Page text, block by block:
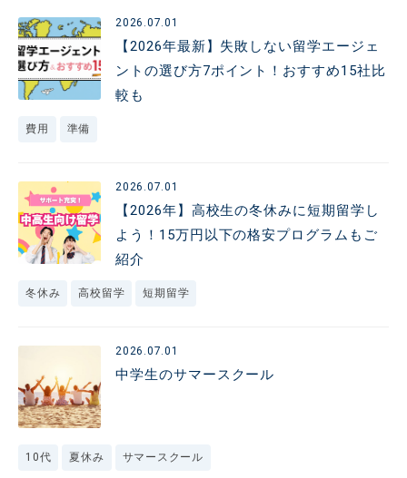
2026.07.01
【2026年最新】失敗しない留学エージェ
ントの選び方7ポイント！おすすめ15社比
較も
費用 準備
2026.07.01
【2026年】高校生の冬休みに短期留学し
よう！15万円以下の格安プログラムもご
紹介
冬休み 高校留学 短期留学
2026.07.01
中学生のサマースクール
10代 夏休み サマースクール